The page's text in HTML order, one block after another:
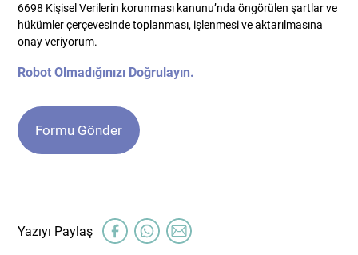
6698 Kişisel Verilerin korunması kanunu’nda öngörülen şartlar ve
hükümler çerçevesinde toplanması, işlenmesi ve aktarılmasına
onay veriyorum.
Robot Olmadığınızı Doğrulayın.